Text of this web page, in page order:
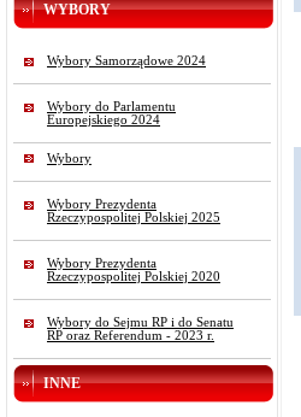
WYBORY
Wybory Samorządowe 2024
Wybory do Parlamentu
Europejskiego 2024
Wybory
Wybory Prezydenta
Rzeczypospolitej Polskiej 2025
Wybory Prezydenta
Rzeczypospolitej Polskiej 2020
Wybory do Sejmu RP i do Senatu
RP oraz Referendum - 2023 r.
INNE